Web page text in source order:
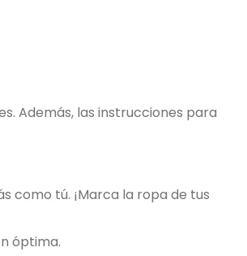
Además, las instrucciones para
como tú. ¡Marca la ropa de tus
óptima.